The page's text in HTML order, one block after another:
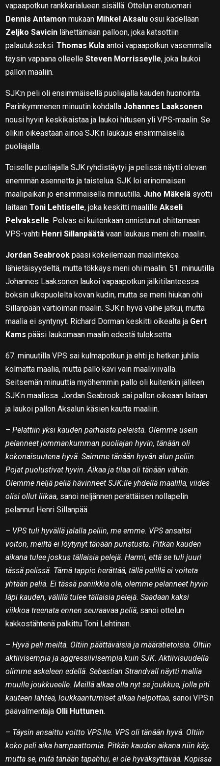
vapaapotkun rankkarialueen sisällä. Ottelun erotuomari
Dennis Antamon mukaan Mihkel Aksalu osui kädellään
Zeljko Savicin lähettämään palloon, joka katsottiin
palautukseksi.Thomas Kula antoi vapaapotkun vasemmalla
täysin vapaana olleelleSteven Morrisseylle, joka laukoi
pallon maaliin.
SJK:n peli oli ensimmäisellä puoliajalla kauden huonointa.
Parinkymmenen minuutin kohdalla Johannes Laaksonen
nousi hyvin keskikaistaa ja laukoi hitusen yli VPS-maalin. Se
olikin oikeastaan ainoa SJK:n laukaus ensimmäisellä
puoliajalla.
Toiselle puoliajalla SJK ryhdistäytyi ja pelissä näytti olevan
enemmän asennetta ja taistelua. SJK loi erinomaisen
maalipaikan jo ensimmäisellä minuutilla. Juho Mäkelä syötti
laitaanToni Lehtiselle, joka keskitti maalilleAkseli
Pelvakselle. Pelvas ei kuitenkaan onnistunut ohittamaan
VPS-vahti Henri Sillanpäätä vaan laukaus meni ohi maalin.
Jordan Seabrook pääsi kokeilemaan maalintekoa
lähietäisyydeltä, mutta tökkäys meni ohi maalin. 51. minuutilla
Johannes Laaksonen laukoi vapaapotkun jälkitilanteessa
boksin ulkopuolelta kovan kudin, mutta se meni hiukan ohi
Sillanpään vartioiman maalin. SJK:n hyvä vaihe jatkui, mutta
maalia ei syntynyt. Richard Dorman keskitti oikealta ja Gert
Kams pääsi laukomaan maalin edestä tuloksetta.
67. minuutilla VPS sai kulmapotkun ja ehti jo hetken juhlia
kolmatta maalia, mutta pallo kävi vain maaliviivalla.
Seitsemän minuuttia myöhemmin pallo oli kuitenkin jälleen
SJK:n maalissa. Jordan Seabrook sai pallon oikeaan laitaan
ja laukoi pallon Aksalun käsien kautta maaliin.
–Pelattiin yksi kauden parhaista peleistä. Olemme usein
pelanneet jommankumman puoliajan hyvin, tänään oli
kokonaisuutena hyvä. Saimme tänään hyvän alun peliin.
Pojat puolustivat hyvin. Aikaa ja tilaa oli tänään vähän.
Olemme neljä peliä hävinneet SJK:lle yhdellä maalilla, viides
olisi ollut liikaa, sanoi neljännen perättäisen nollapelin
pelannut Henri Sillanpää.
– VPS tuli hyvällä jalalla peliin, me emme. VPS ansaitsi
voiton, meiltä ei löytynyt tänään puristusta. Pitkän kauden
aikana tulee joskus tällaisia pelejä. Harmi, että se tuli juuri
tässä pelissä. Tämä tappio herättää, tällä pelillä ei voiteta
yhtään peliä. Ei tässä paniikkia ole, olemme pelanneet hyvin
läpi kauden, välillä tulee tällaisia pelejä. Saadaan kaksi
viikkoa treenata ennen seuraavaa peliä, sanoi ottelun
kakkostähtenä palkittu Toni Lehtinen.
–Hyvä peli meiltä. Oltiin päättäväisiä ja määrätietoisia. Oltiin
aktiivisempia ja aggressiivisempia kuin SJK. Aktiivisuudella
olimme askeleen edellä. Sebastian Strandvall näytti mallia
muulle joukkueelle. Meillä alkaa olla nyt se joukkue, jolla piti
kauteen lähteä, loukkaantumiset alkaa helpottaa, sanoi VPS:n
päävalmentaja Olli Huttunen.
– Täysin ansaittu voitto VPS:lle. VPS oli tänään hyvä. Oltiin
koko peli aika hampaattomia. Pitkän kauden aikana niin käy,
mutta se, mitä tänään tapahtui, ei ole hyväksyttävää. Kopissa